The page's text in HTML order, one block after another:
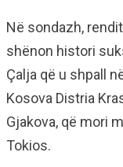
Në sondazh,
shënon histori
Çalja që u shpall
Kosova Distria
Gjakova, që mori
Tokios.